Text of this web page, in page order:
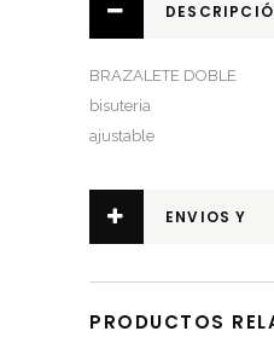
BRAZALETE DOBLE
bisuteria
ajustable
ENVIOS Y
PRODUCTOS